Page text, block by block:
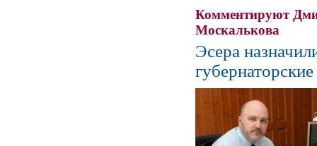
Комментируют
Москалькова
Эсера